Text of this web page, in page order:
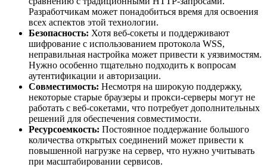
Разработчикам может понадобиться время для освоения
всех аспектов этой технологии.
Безопасность: Хотя веб-сокеты и поддерживают
шифрование с использованием протокола WSS,
неправильная настройка может привести к уязвимостям.
Нужно особенно тщательно подходить к вопросам
аутентификации и авторизации.
Совместимость: Несмотря на широкую поддержку,
некоторые старые браузеры и прокси-серверы могут не
работать с веб-сокетами, что потребует дополнительных
решений для обеспечения совместимости.
Ресурсоемкость: Постоянное поддержание большого
количества открытых соединений может привести к
повышенной нагрузке на сервер, что нужно учитывать
при масштабировании сервисов.